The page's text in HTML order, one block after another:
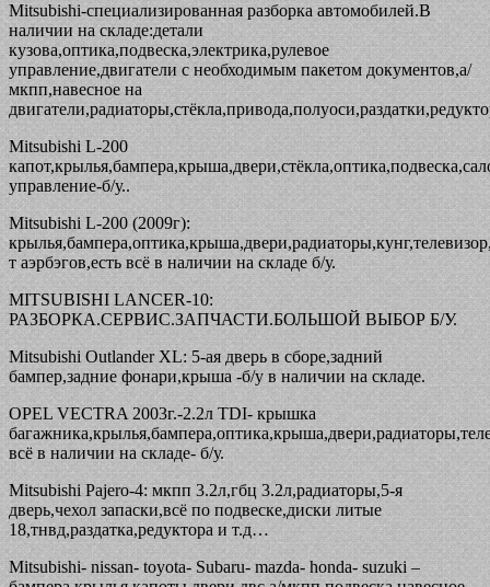
Mitsubishi-специализированная разборка автомобилей.В
наличии на складе:детали
кузова,оптика,подвеска,электрика,рулевое
управление,двигатели с необходимым пакетом документов,а/
мкпп,навесное на
Mitsubishi L-200
управление-б/у..
Mitsubishi L-200 (2009г):
т аэрбэгов,есть всё в наличии на складе б/у.
MITSUBISHI LANCER-10:
РАЗБОРКА.СЕРВИС.ЗАПЧАСТИ.БОЛЬШОЙ ВЫБОР Б/У.
Mitsubishi Outlander XL: 5-ая дверь в сборе,задний
бампер,задние фонари,крыша -б/у в наличии на складе.
OPEL VECTRA 2003г.-2.2л TDI- крышка
всё в наличии на складе- б/у.
Mitsubishi Pajero-4: мкпп 3.2л,гбц 3.2л,радиаторы,5-я
дверь,чехол запаски,всё по подвеске,диски литые
18,тнвд,раздатка,редуктора и т.д…
Mitsubishi- nissan- toyota- Subaru- mazda- honda- suzuki –